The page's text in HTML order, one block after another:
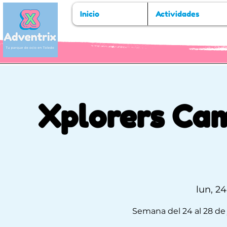
Inicio Actividades
Xplorers
lun,
Semana del 24 al 28